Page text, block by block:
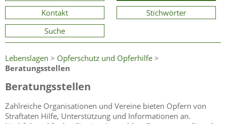
Kontakt
Stichwörter
Suche
Lebenslagen > Opferschutz und Opferhilfe >
Beratungsstellen
Beratungsstellen
Zahlreiche Organisationen und Vereine bieten Opfern von
Straftaten Hilfe, Unterstützung und Informationen an.